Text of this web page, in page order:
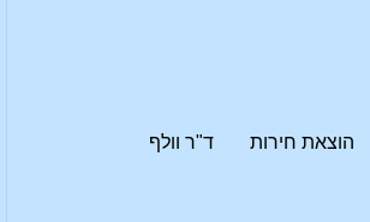
הוצאת חירות ד"ר וולף